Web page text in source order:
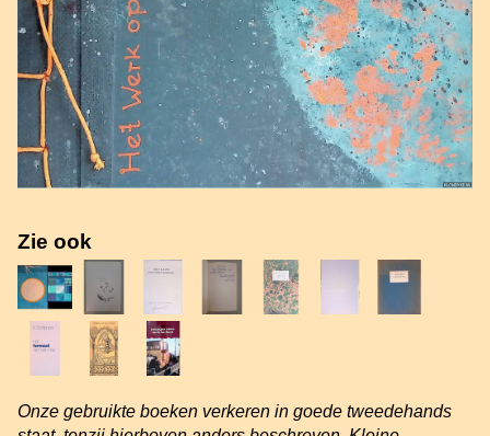
Zie ook
Onze gebruikte boeken verkeren in goede tweedehands